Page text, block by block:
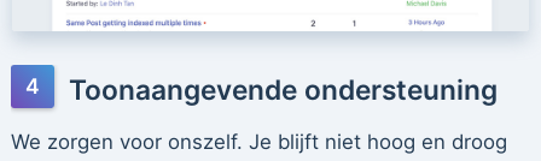
Toonaangevende ondersteuning
We zorgen voor onszelf. Je blijft niet hoog en droog